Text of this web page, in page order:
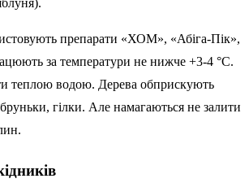
препарати «ХОМ», «Абіга-Пік»,
за температури не нижче +3-4 °C.
теплою водою. Дерева обприскують
гілки. Але намагаються не залити